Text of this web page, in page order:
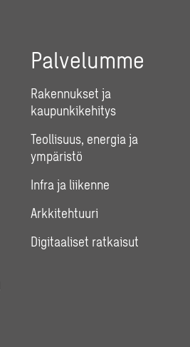
Palvelumme
Rakennukset ja
kaupunkikehitys
Teollisuus, energia ja
ympäristö
Infra ja liikenne
Arkkitehtuuri
Digitaaliset ratkaisut